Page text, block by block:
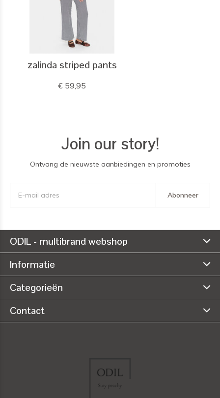
zalinda striped pants
€ 59,95
Join our story!
Ontvang de nieuwste aanbiedingen en promoties
Abonneer
ODIL - multibrand webshop
Informatie
Categorieën
Contact